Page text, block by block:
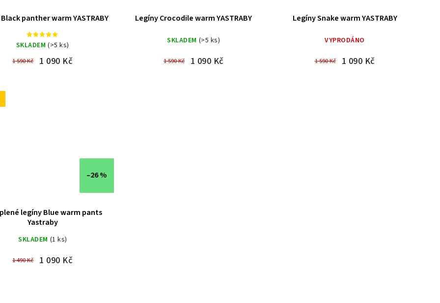
panther warm YASTRABY
SKLADEM (>5 ks)
1 590 Kč 1 090 Kč
Legíny Crocodile warm YASTRABY
SKLADEM (>5 ks)
1 590 Kč 1 090 Kč
Legíny Snake warm YASTRABY
VYPRODÁNO
1 590 Kč 1 090 Kč
–26 %
legíny Blue warm pants
Yastraby
SKLADEM (1 ks)
1 490 Kč 1 090 Kč